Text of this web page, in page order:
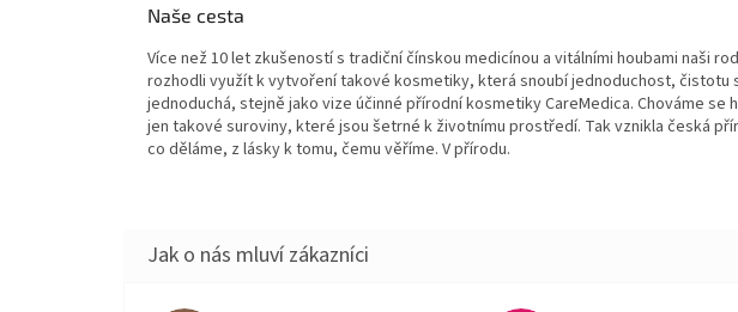
Naše cesta
Více než 10 let zkušeností s tradiční čínskou medicínou a vitálními houbami naši
rozhodli využít k vytvoření takové kosmetiky, která snoubí jednoduchost, čistotu
jednoduchá, stejně jako vize účinné přírodní kosmetiky CareMedica. Chováme
jen takové suroviny, které jsou šetrné k životnímu prostředí. Tak vznikla česká
co děláme, z lásky k tomu, čemu věříme. V přírodu.